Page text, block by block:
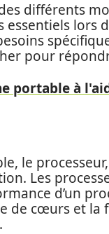
différents
lors
pour
portable à
le
Les
d’un
de cœurs et la